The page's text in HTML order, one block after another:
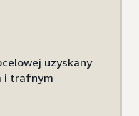
uzyskany
i trafnym